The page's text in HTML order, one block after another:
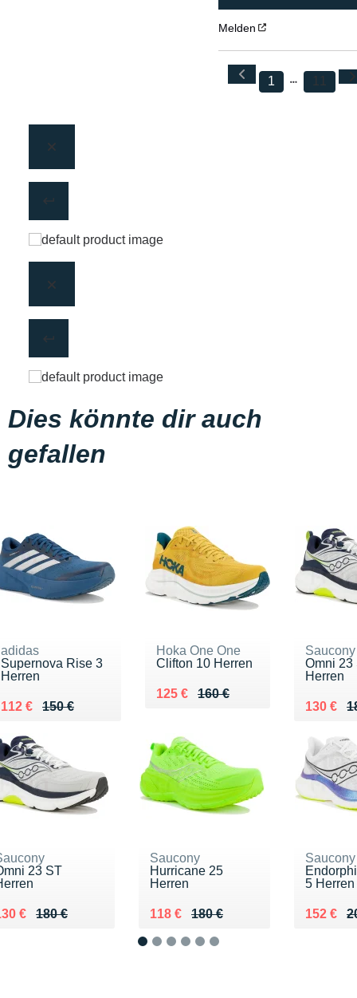
Melden
1 11
Dies könnte dir auch
gefallen
adidas
Supernova Rise 3
Herren
150 €
Au lieu de 150 €
112 €
Vendu 112 €
Hoka One One
Clifton 10 Herren
160 €
Au lieu de 160 €
125 €
Vendu 125 €
Saucony
Omni 23
Herren
Au lieu
130 €
Vendu
23 ST
180 €
lieu de 180 €
€ 130 €
Saucony
Hurricane 25
Herren
180 €
Au lieu de 180 €
118 €
Vendu 118 €
Saucony
5 Herren
Au lieu
152 €
Vendu